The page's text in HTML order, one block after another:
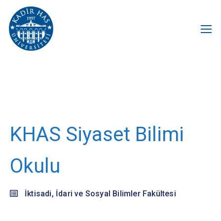
KHAS Siyaset Bilimi
Okulu
İktisadi, İdari ve Sosyal Bilimler Fakültesi